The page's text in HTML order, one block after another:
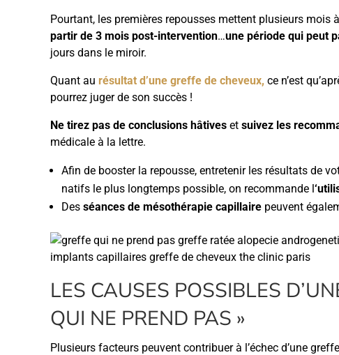
Pourtant, les premières repousses mettent plusieurs mois
partir de 3 mois post-intervention…une période qui peut
jours dans le miroir.
Quant au résultat d’une greffe de cheveux, ce n’est
pourrez juger de son succès !
Ne tirez pas de conclusions hâtives et suivez les
médicale à la lettre.
Afin de booster la repousse, entretenir les résultats de
natifs le plus longtemps possible, on recommande l
Des séances de mésothérapie capillaire peuvent
LES CAUSES POSSIBLES
QUI NE PREND PAS »
Plusieurs facteurs peuvent contribuer à l’échec d’une